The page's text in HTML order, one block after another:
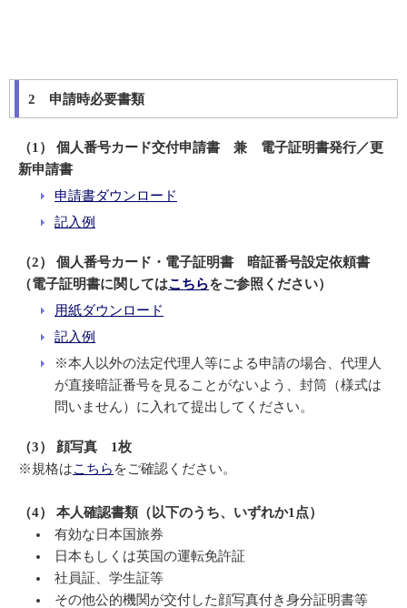
2 申請時必要書類
（1） 個人番号カード交付申請書 兼 電子証明書発行／更
新申請書
申請書ダウンロード
記入例
（2） 個人番号カード・電子証明書 暗証番号設定依頼書
（電子証明書に関してはこちらをご参照ください）
用紙ダウンロード
記入例
※本人以外の法定代理人等による申請の場合、代理人
が直接暗証番号を見ることがないよう、封筒（様式は
問いません）に入れて提出してください。
（3） 顔写真 1枚
※規格はこちら をご確認ください。
（4） 本人確認書類（以下のうち、いずれか1点）
有効な日本国旅券
日本もしくは英国の運転免許証
社員証、学生証等
その他公的機関が交付した顔写真付き身分証明書等